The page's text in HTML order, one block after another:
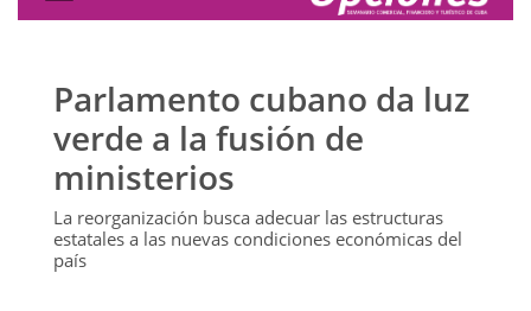
Parlamento cubano da luz
verde a la fusión de
ministerios
La reorganización busca adecuar las estructuras
estatales a las nuevas condiciones económicas del
país